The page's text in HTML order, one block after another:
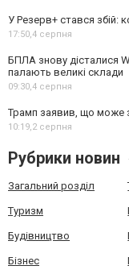
У Резерв+ стався збій:
17:50,4 серпня
БПЛА знову дісталися
палають великі склади
09:30,4 серпня
Трамп заявив, що може
10:19,2 серпня
Рубрики новин
Загальний розділ
Туризм
Будівництво
Бізнес